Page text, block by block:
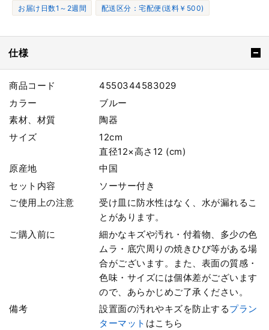
お届け日数1～2週間
配送区分：宅配便(送料￥500)
仕様
商品コード
4550344583029
カラー
ブルー
素材、材質
陶器
サイズ
12cm
直径12×高さ12 (cm)
原産地
中国
セット内容
ソーサー付き
ご使用上の注意
受け皿に防水性はなく、水が漏れるこ
とがあります。
ご購入前に
細かなキズや汚れ・付着物、多少の色
ムラ・底穴周りの焼きひび等がある場
合がございます。また、表面の質感・
色味・サイズには個体差がございます
ので、あらかじめご了承ください。
備考
設置面の汚れやキズを防止するプラン
ターマット はこちら